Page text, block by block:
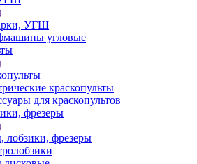
УГШ
угловые
краскопульты
для краскопультов
фрезеры
лобзики, фрезеры